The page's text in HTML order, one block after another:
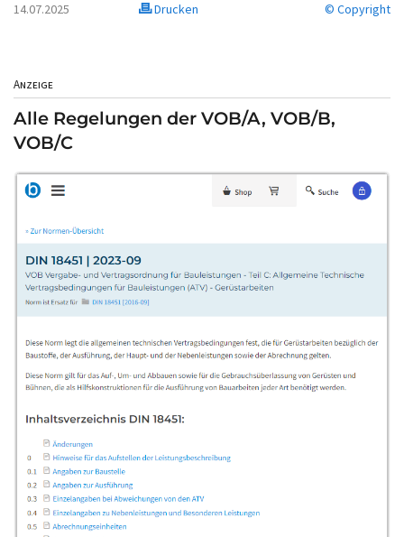
14.07.2025 Drucken © Copyright
Anzeige
Alle Regelungen der VOB/A, VOB/B,
VOB/C